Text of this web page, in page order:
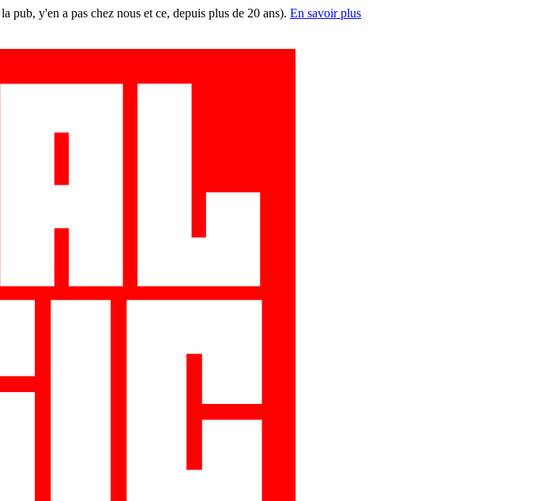
pub, y'en a pas chez nous et ce, depuis plus de 20 ans). En savoir plus